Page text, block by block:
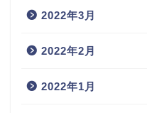
2022年3月
2022年2月
2022年1月